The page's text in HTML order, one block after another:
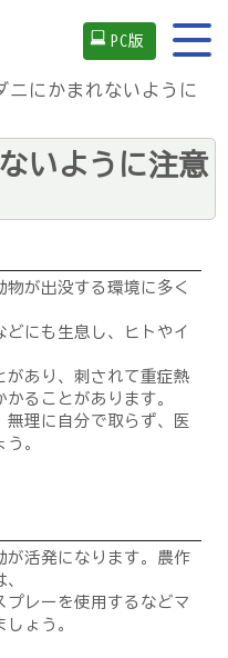
PC版
ニにかまれないように
いように注意
が出没する環境に多く
どにも生息し、ヒトやイ
があり、刺されて重症熱
ることがあります。
無理に自分で取らず、医
。
活発になります。農作
レーを使用するなどマ
ょう。